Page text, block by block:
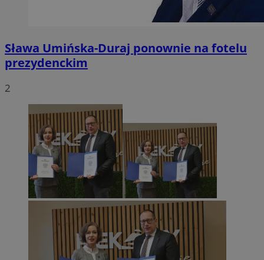
Sława Umińska-Duraj ponownie na fotelu
prezydenckim
2